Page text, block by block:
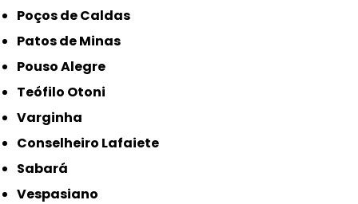
Poços de Caldas
Patos de Minas
Pouso Alegre
Teófilo Otoni
Varginha
Conselheiro Lafaiete
Sabará
Vespasiano